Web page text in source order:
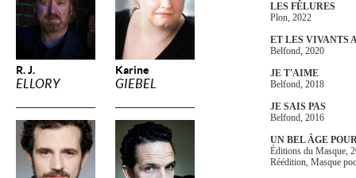
R. J.
ELLORY
Karine
GIEBEL
LES FÊLURES
Plon, 2022
ET LES VIVANTS
Belfond, 2020
JE T'AIME
Belfond, 2018
JE SAIS PAS
Belfond, 2016
UN BEL ÂGE
Éditions du Masque,
Réédition, Masque